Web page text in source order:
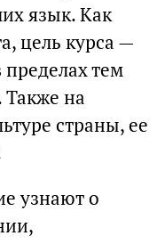
язык. Как
цель курса —
пределах тем
на
страны, ее
узнают о